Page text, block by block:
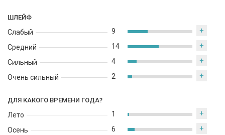
ШЛЕЙФ
Слабый
Средний
Сильный
Очень сильный
9 +
14 +
4 +
2 +
ДЛЯ КАКОГО ВРЕМЕНИ ГОДА?
Лето
Осень
1 +
6 +